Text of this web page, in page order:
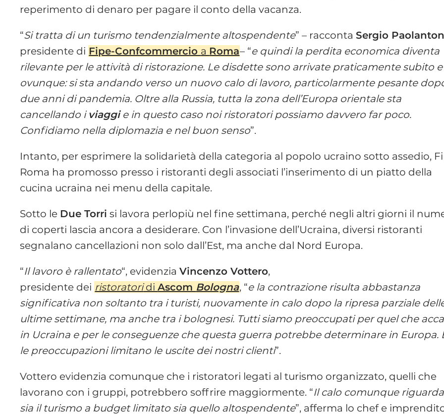
reperimento di denaro per pagare il conto della vacanza.
“Si tratta di un turismo tendenzialmente altospendente” – raccontaSergio
presidente di Fipe-Confcommercio a Roma– “e quindi la perdita economica diventa
rilevante per le attività di ristorazione. Le disdette sono arrivate praticamente subito e
ovunque: si sta andando verso un nuovo calo di lavoro, particolarmente pesante
due anni di pandemia. Oltre alla Russia, tutta la zona dell’Europa orientale sta
cancellando i viaggie in questo caso noi ristoratori possiamo davvero far poco.
Confidiamo nella diplomazia e nel buon senso”.
Intanto, per esprimere la solidarietà della categoria al popolo ucraino sotto assedio,
Roma ha promosso presso i ristoranti degli associati l’inserimento di un piatto della
cucina ucraina nei menu della capitale.
Sotto le Due Torri si lavora perlopiù nel fine settimana, perché negli altri giorni il
di coperti lascia ancora a desiderare. Con l’invasione dell’Ucraina, diversi ristoranti
segnalano cancellazioni non solo dall’Est, ma anche dal Nord Europa.
“Il lavoro è rallentato“, evidenziaVincenzo Vottero,
presidente dei ristoratoridiAscom Bologna, “e la contrazione risulta abbastanza
significativa non soltanto tra i turisti, nuovamente in calo dopo la ripresa parziale
ultime settimane, ma anche tra i bolognesi. Tutti siamo preoccupati per quel che
in Ucraina e per le conseguenze che questa guerra potrebbe determinare in Europa.
le preoccupazioni limitano le uscite dei nostri clienti”.
Vottero evidenzia comunque che i ristoratori legati al turismo organizzato, quelli che
lavorano con i gruppi, potrebbero soffrire maggiormente. “Il calo comunque riguarda
sia il turismo a budget limitato sia quello altospendente”, afferma lo chef e